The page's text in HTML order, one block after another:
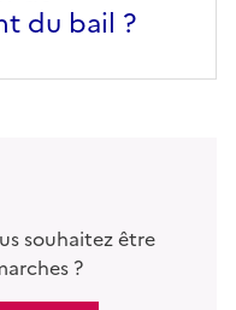
du bail ?
souhaitez être
?